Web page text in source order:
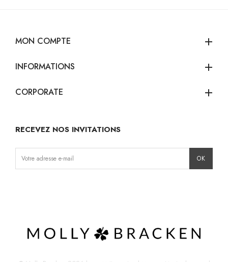
MON COMPTE add
INFORMATIONS add
CORPORATE add
RECEVEZ NOS INVITATIONS